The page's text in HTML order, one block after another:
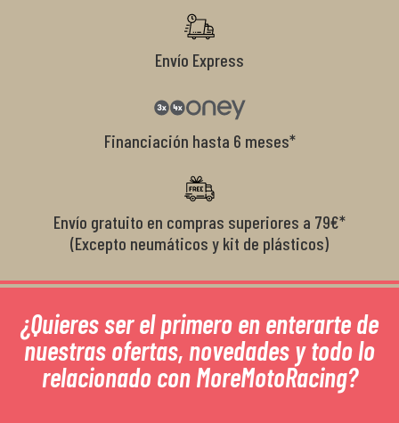
Envío Express
Financiación hasta 6 meses*
Envío gratuito en compras superiores a 79€*
(Excepto neumáticos y kit de plásticos)
¿Quieres ser el primero en enterarte de
nuestras ofertas, novedades y todo lo
relacionado con MoreMotoRacing?